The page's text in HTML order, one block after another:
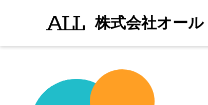
の
作
が
校
の
株式会社オール